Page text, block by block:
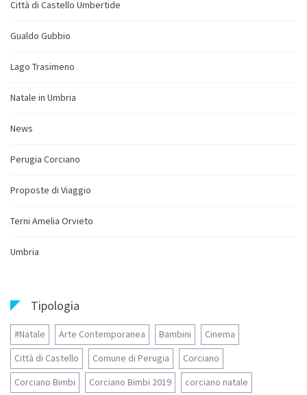
Città di Castello Umbertide
Gualdo Gubbio
Lago Trasimeno
Natale in Umbria
News
Perugia Corciano
Proposte di Viaggio
Terni Amelia Orvieto
Umbria
Tipologia
#Natale Arte Contemporanea Bambini
Cinema
Città di Castello
Comune di Perugia
Corciano
Corciano Bimbi
Corciano Bimbi 2019
corciano natale